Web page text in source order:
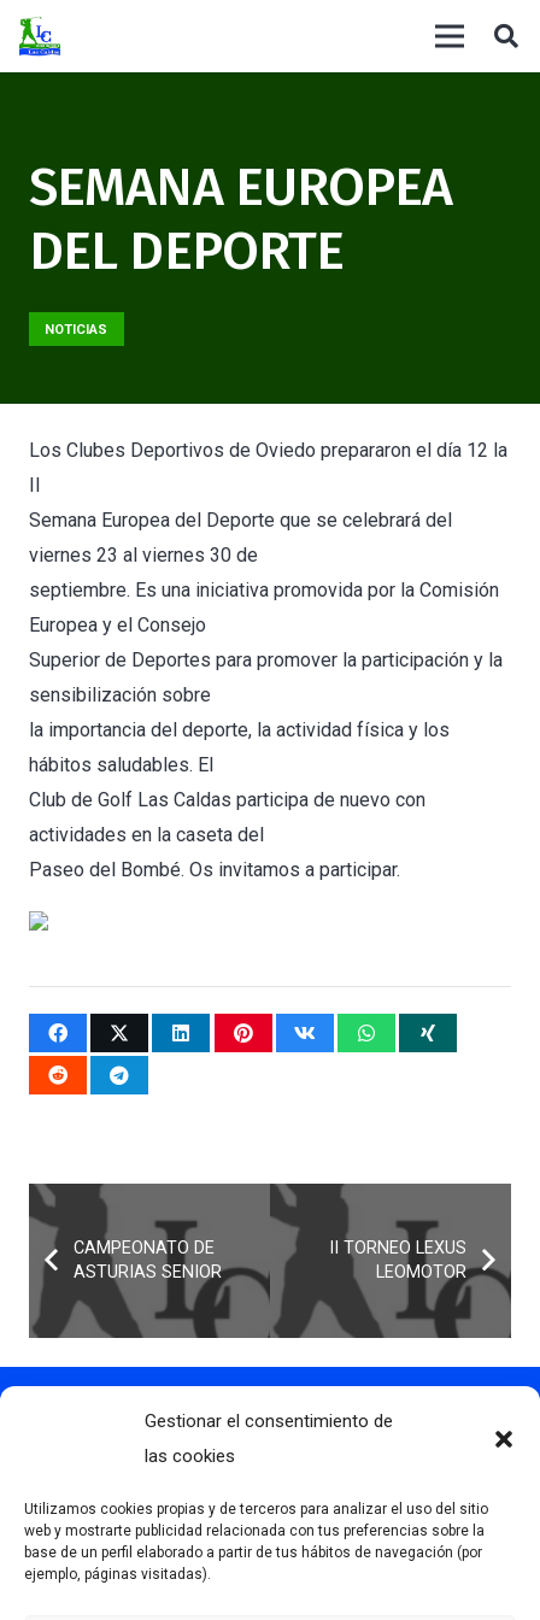
Gestionar el consentimiento de
las cookies
Utilizamos cookies propias y de terceros para analizar el uso del sitio
web y mostrarte publicidad relacionada con tus preferencias sobre la
base de un perfil elaborado a partir de tus hábitos de navegación (por
ejemplo, páginas visitadas).
SEMANA EUROPEA
DEL DEPORTE
NOTICIAS
Los Clubes Deportivos de Oviedo prepararon el día 12 la
Semana Europea del Deporte que se celebrará del
viernes 23 al viernes 30 de
septiembre. Es una iniciativa promovida por la Comisión
Europea y el Consejo
Superior de Deportes para promover la participación y la
sensibilización sobre
la importancia del deporte, la actividad física y los
hábitos saludables. El
Club de Golf Las Caldas participa de nuevo con
actividades en la caseta del
Paseo del Bombé. Os invitamos a participar.
CAMPEONATO DE
ASTURIAS SENIOR
II TORNEO LEXUS
LEOMOTOR
Contacto
info@clubdegolflascaldas.com
681 163 108
La Premaña s/n, 33174, Oviedo, España